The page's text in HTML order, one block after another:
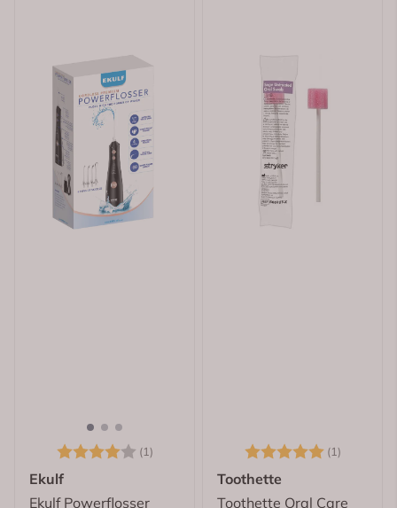
Karakter: (1)
4.0 av 5 mulige
Ekulf
Ekulf Powerflosser
Karakter: (1)
Toothette
Toothette Oral Care